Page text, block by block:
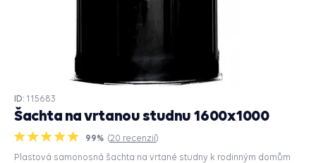
Šachta na vrtanou studnu 1600x1000
99% (20 recenzií)
ID: 115683
Plastová samonosná šachta na vrtané studny k rodinným domům